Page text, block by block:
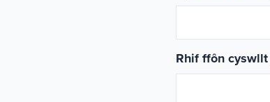
Rhif ffôn